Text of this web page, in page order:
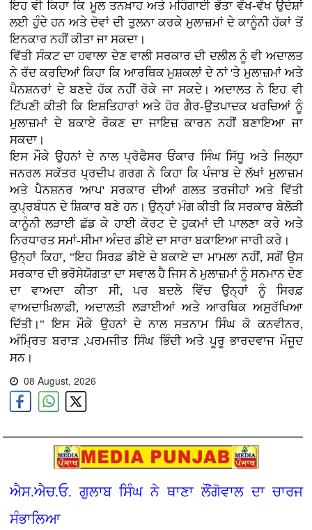
ਇਹ ਵੀ ਕਿਹਾ ਕਿ ਮੂਲ ਤਨਖ਼ਾਹ ਅਤੇ ਮਹਿੰਗਾਈ ਭੱਤਾ ਵੱਖ-ਵੱਖ ਉਦੇਸ਼ਾਂ
ਲਈ ਹੁੰਦੇ ਹਨ ਅਤੇ ਦੋਵਾਂ ਦੀ ਤੁਲਨਾ ਕਰਕੇ ਮੁਲਾਜ਼ਮਾਂ ਦੇ ਕਾਨੂੰਨੀ ਹੱਕਾਂ ਤੋਂ
ਇਨਕਾਰ ਨਹੀਂ ਕੀਤਾ ਜਾ ਸਕਦਾ।
ਵਿੱਤੀ ਸੰਕਟ ਦਾ ਹਵਾਲਾ ਦੇਣ ਵਾਲੀ ਸਰਕਾਰ ਦੀ ਦਲੀਲ ਨੂੰ ਵੀ ਅਦਾਲਤ
ਨੇ ਰੱਦ ਕਰਦਿਆਂ ਕਿਹਾ ਕਿ ਆਰਥਿਕ ਮੁਸ਼ਕਲਾਂ ਦੇ ਨਾਂ 'ਤੇ ਮੁਲਾਜ਼ਮਾਂ ਅਤੇ
ਪੈਨਸ਼ਨਰਾਂ ਦੇ ਬਣਦੇ ਹੱਕ ਨਹੀਂ ਰੋਕੇ ਜਾ ਸਕਦੇ। ਅਦਾਲਤ ਨੇ ਇਹ ਵੀ
ਟਿੱਪਣੀ ਕੀਤੀ ਕਿ ਇਸ਼ਤਿਹਾਰਾਂ ਅਤੇ ਹੋਰ ਗੈਰ-ਉਤਪਾਦਕ ਖਰਚਿਆਂ ਨੂੰ
ਮੁਲਾਜ਼ਮਾਂ ਦੇ ਬਕਾਏ ਰੋਕਣ ਦਾ ਜਾਇਜ਼ ਕਾਰਨ ਨਹੀਂ ਬਣਾਇਆ ਜਾ
ਸਕਦਾ।
ਇਸ ਮੌਕੇ ਉਹਨਾਂ ਦੇ ਨਾਲ ਪ੍ਰੋਫੈਸਰ ਓਂਕਾਰ ਸਿੰਘ ਸਿੱਧੂ ਅਤੇ ਜਿਲ੍ਹਾ
ਜਨਰਲ ਸਕੱਤਰ ਪ੍ਰਦੀਪ ਗਰਗ ਨੇ ਕਿਹਾ ਕਿ ਪੰਜਾਬ ਦੇ ਲੱਖਾਂ ਮੁਲਾਜ਼ਮ
ਅਤੇ ਪੈਨਸ਼ਨਰ 'ਆਪ' ਸਰਕਾਰ ਦੀਆਂ ਗਲਤ ਤਰਜੀਹਾਂ ਅਤੇ ਵਿੱਤੀ
ਕੁਪ੍ਰਬੰਧਨ ਦੇ ਸ਼ਿਕਾਰ ਬਣੇ ਹਨ। ਉਨ੍ਹਾਂ ਮੰਗ ਕੀਤੀ ਕਿ ਸਰਕਾਰ ਬੇਲੋੜੀ
ਕਾਨੂੰਨੀ ਲੜਾਈ ਛੱਡ ਕੇ ਹਾਈ ਕੋਰਟ ਦੇ ਹੁਕਮਾਂ ਦੀ ਪਾਲਣਾ ਕਰੇ ਅਤੇ
ਨਿਰਧਾਰਤ ਸਮਾਂ-ਸੀਮਾ ਅੰਦਰ ਡੀਏ ਦਾ ਸਾਰਾ ਬਕਾਇਆ ਜਾਰੀ ਕਰੇ।
ਉਨ੍ਹਾਂ ਕਿਹਾ, "ਇਹ ਸਿਰਫ਼ ਡੀਏ ਦੇ ਬਕਾਏ ਦਾ ਮਾਮਲਾ ਨਹੀਂ, ਸਗੋਂ ਉਸ
ਸਰਕਾਰ ਦੀ ਭਰੋਸੇਯੋਗਤਾ ਦਾ ਸਵਾਲ ਹੈ ਜਿਸ ਨੇ ਮੁਲਾਜ਼ਮਾਂ ਨੂੰ ਸਨਮਾਨ ਦੇਣ
ਦਾ ਵਾਅਦਾ ਕੀਤਾ ਸੀ, ਪਰ ਬਦਲੇ ਵਿੱਚ ਉਨ੍ਹਾਂ ਨੂੰ ਸਿਰਫ਼
ਵਾਅਦਾਖ਼ਿਲਾਫ਼ੀ, ਅਦਾਲਤੀ ਲੜਾਈਆਂ ਅਤੇ ਆਰਥਿਕ ਅਸੁਰੱਖਿਆ
ਦਿੱਤੀ।" ਇਸ ਮੌਕੇ ਉਹਨਾਂ ਦੇ ਨਾਲ ਸਤਨਾਮ ਸਿੰਘ ਕੋ ਕਨਵੀਨਰ,
ਅੰਮ੍ਰਿਤ ਬਰਾੜ ,ਪਰਮਜੀਤ ਸਿੰਘ ਭਿੰਦੀ ਅਤੇ ਪੂਰੂ ਭਾਰਦਵਾਜ ਮੌਜੂਦ
ਸਨ।
08 August, 2026
ਐਸ.ਐਚ.ਓ. ਗੁਲਾਬ ਸਿੰਘ ਨੇ ਥਾਣਾ ਲੌਂਗੋਵਾਲ ਦਾ ਚਾਰਜ
ਸੰਭਾਲਿਆ